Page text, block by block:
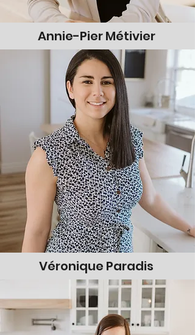
Annie-Pier Métivier
Véronique Paradis